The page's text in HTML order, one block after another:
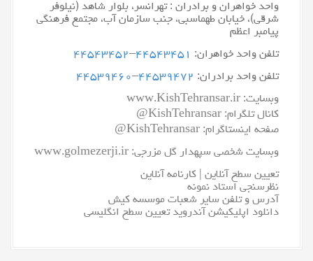
واحد خواهران و برادران : تهرانسر، بلوار شاهد (نیلوفر
شرقی)، خیابان طهماسبی، جنب سازمان آب، مجتمع فرهنگی
پیامبر اعظم
تلفن واحد خواهران: ۴۴۵۴۳۴۵۱–۴۴۵۴۳۴۵۲
تلفن واحد برادران: ۴۴۵۳۹۴۷۲–۴۴۵۳۹۴۶۰
وبسایت: www.KishTehransar.ir
کانال تلگرام: KishTehransar@
صفحه اینستاگرام: KishTehransar@
وبسایت شخصی سپهدار گل مزرجی: www.golmezerji.ir
تعیین سطح آنلاین
کارنامه آنلاین
نظرسنجی استاد نمونه
آدرس و تلفن سایر شعبات موسسه کیش
دانلود اپلیکیشن آندروید تعیین سطح انگلیسی